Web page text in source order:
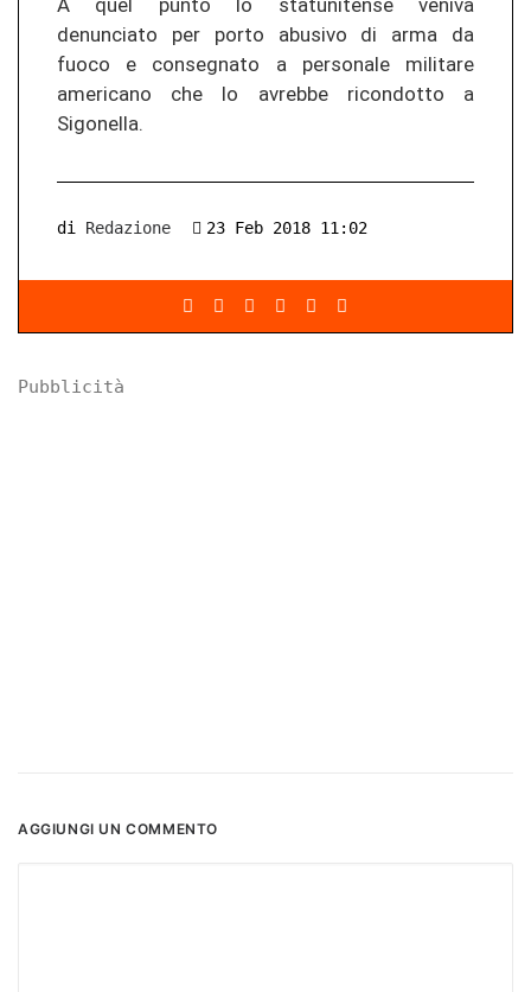
A quel punto lo statunitense veniva
denunciato per porto abusivo di arma da
fuoco e consegnato a personale militare
americano che lo avrebbe ricondotto a
Sigonella.
di Redazione 23 Feb 2018 11:02
Pubblicità
AGGIUNGI UN COMMENTO